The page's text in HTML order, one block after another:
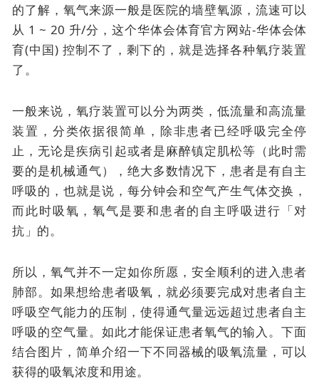
的了解，氧气来源一般是医院的墙壁氧源，流速可以
从 1 ~ 20 升/分，这个华体会体育官方网站-华体会体
育(中国) 控制不了，剩下的，就是选择各种氧疗装置
了。
一般来说，氧疗装置可以分为两类，低流量和高流量
装置，分类依据很简单，除非患者已经呼吸完全停
止，无论是疾病引起或者是麻醉镇定肌松等（此时需
要的是机械通气），绝大多数情况下，患者是有自主
呼吸的，也就是说，每分钟会和空气产生气体交换，
而此时吸氧，氧气是要和患者的自主呼吸进行「对
抗」的。
所以，氧气并不一定如你所愿，安全顺利的进入患者
肺部。如果想给患者吸氧，就必须要完成对患者自主
呼吸空气能力的压制，使得通气量远远超过患者自主
呼吸的空气量。如此才能保证患者氧气的输入。下面
结合图片，简单介绍一下不同器械的吸氧流量，可以
获得的吸氧浓度和用途。